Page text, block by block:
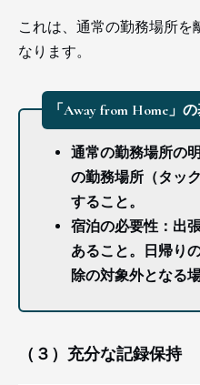
これは、通常の勤務場所を
なります。
「Away from Home」
通常の勤務場所の
の勤務場所（タッ
すること。
宿泊の必要性：出
あること。日帰り
除の対象外となる
（３）充分な記録保持